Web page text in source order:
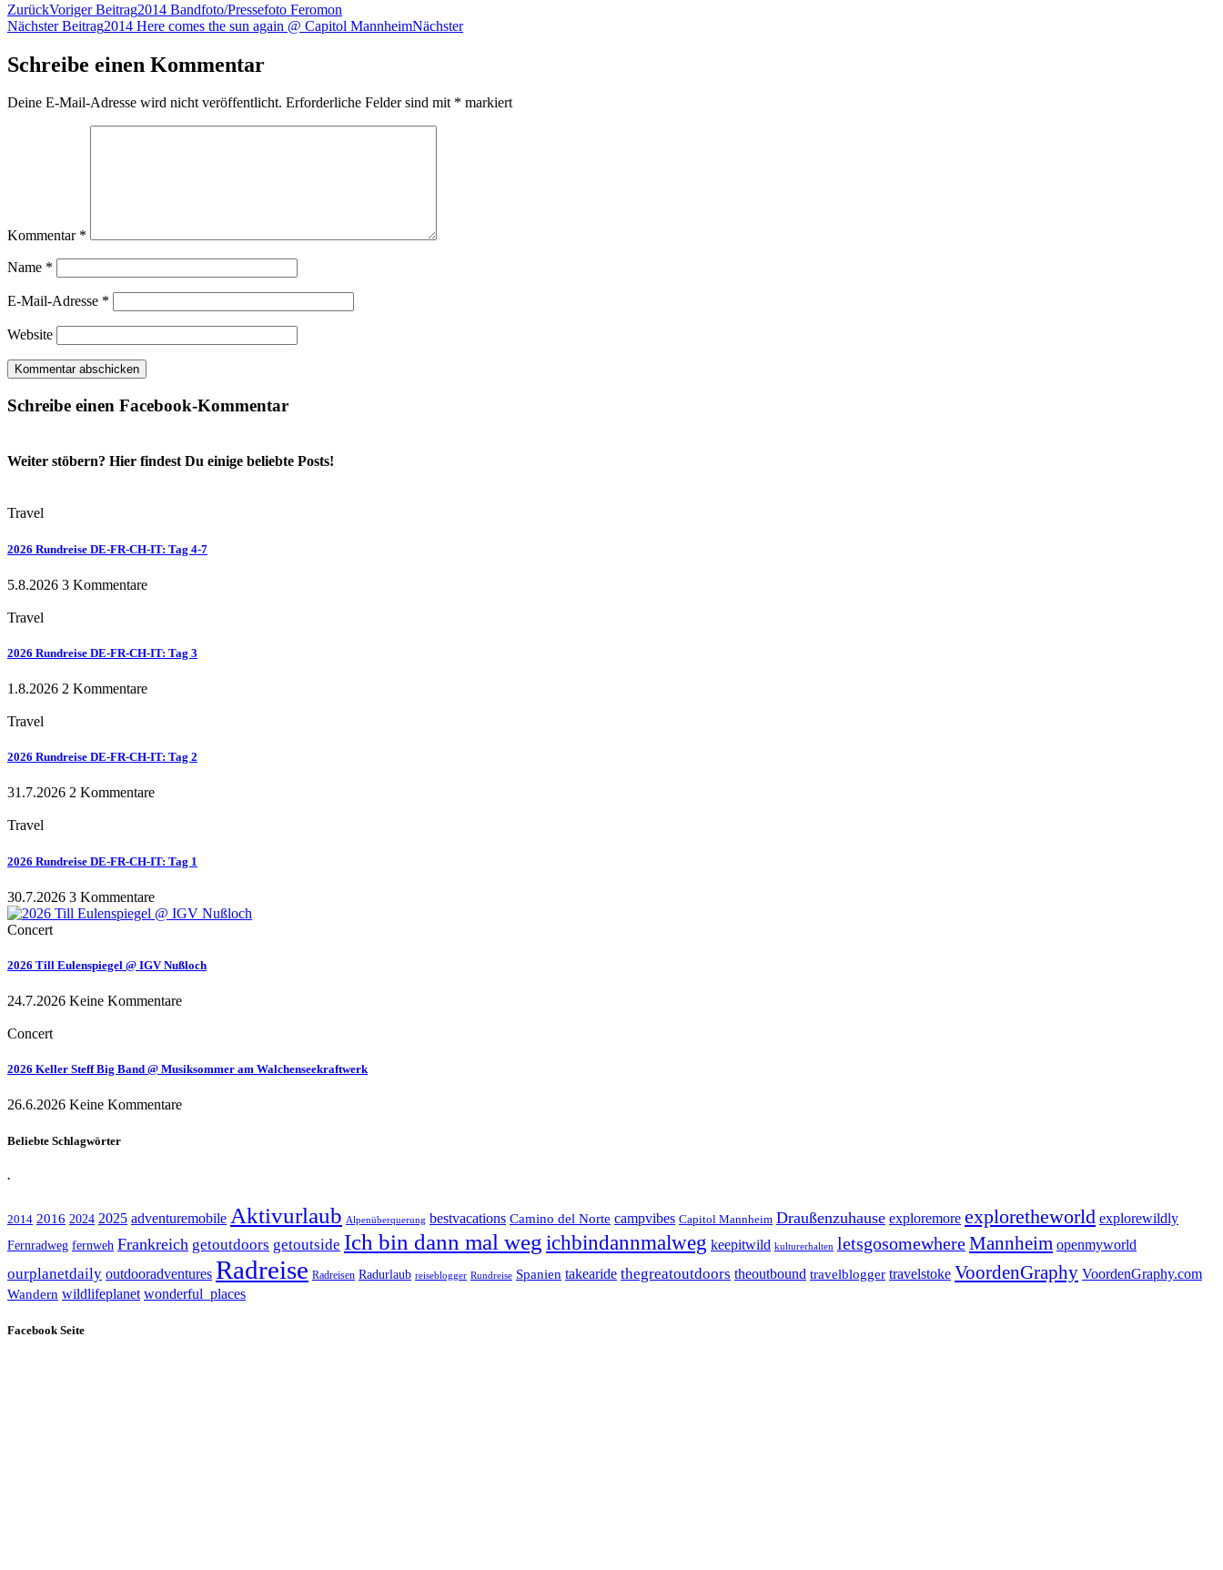
ZurückVoriger Beitrag2014 Bandfoto/Pressefoto Feromon
Nächster Beitrag2014 Here comes the sun again @ Capitol MannheimNächster
Schreibe einen Kommentar
Deine E-Mail-Adresse wird nicht veröffentlicht. Erforderliche Felder sind mit * markiert
Kommentar *
Name *
E-Mail-Adresse *
Website
Schreibe einen Facebook-Kommentar
Weiter stöbern? Hier findest Du einige beliebte Posts!
Travel
2026 Rundreise DE-FR-CH-IT: Tag 4-7
5.8.2026 3 Kommentare
Travel
2026 Rundreise DE-FR-CH-IT: Tag 3
1.8.2026 2 Kommentare
Travel
2026 Rundreise DE-FR-CH-IT: Tag 2
31.7.2026 2 Kommentare
Travel
2026 Rundreise DE-FR-CH-IT: Tag 1
30.7.2026 3 Kommentare
Concert
2026 Till Eulenspiegel @ IGV Nußloch
24.7.2026 Keine Kommentare
Concert
2026 Keller Steff Big Band @ Musiksommer am Walchenseekraftwerk
26.6.2026 Keine Kommentare
Beliebte Schlagwörter
.
2014 2016 2024 2025 adventuremobile Aktivurlaub Alpenüberquerung bestvacations Camino del Norte campvibes Capitol Mannheim Draußenzuhause exploremore exploretheworld explorewildly
Fernradweg fernweh Frankreich getoutdoors getoutside Ich bin dann mal wegichbindannmalweg keepitwild kulturerhalten letsgosomewhereMannheim openmyworld
ourplanetdaily outdooradventures Radreise Radreisen Radurlaub reiseblogger Rundreise Spanien takearide thegreatoutdoors theoutbound travelblogger travelstoke VoordenGraphy VoordenGraphy.com
Wandern wildlifeplanet wonderful_places
Facebook Seite